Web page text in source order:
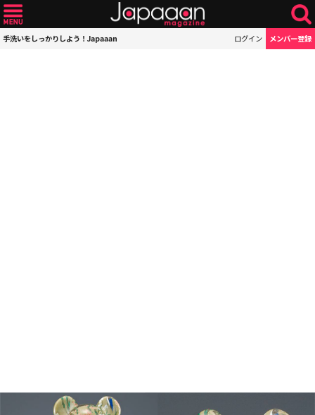
手洗いをしっかりしよう！Japaaan ログイン メンバー登録